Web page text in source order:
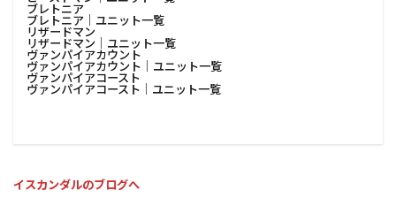
ブレトニア
ブレトニア│ユニット一覧
リザードマン
リザードマン│ユニット一覧
ヴァンパイアカウント
ヴァンパイアカウント│ユニット一覧
ヴァンパイアコースト
ヴァンパイアコースト│ユニット一覧
イスカンダルのブログへ